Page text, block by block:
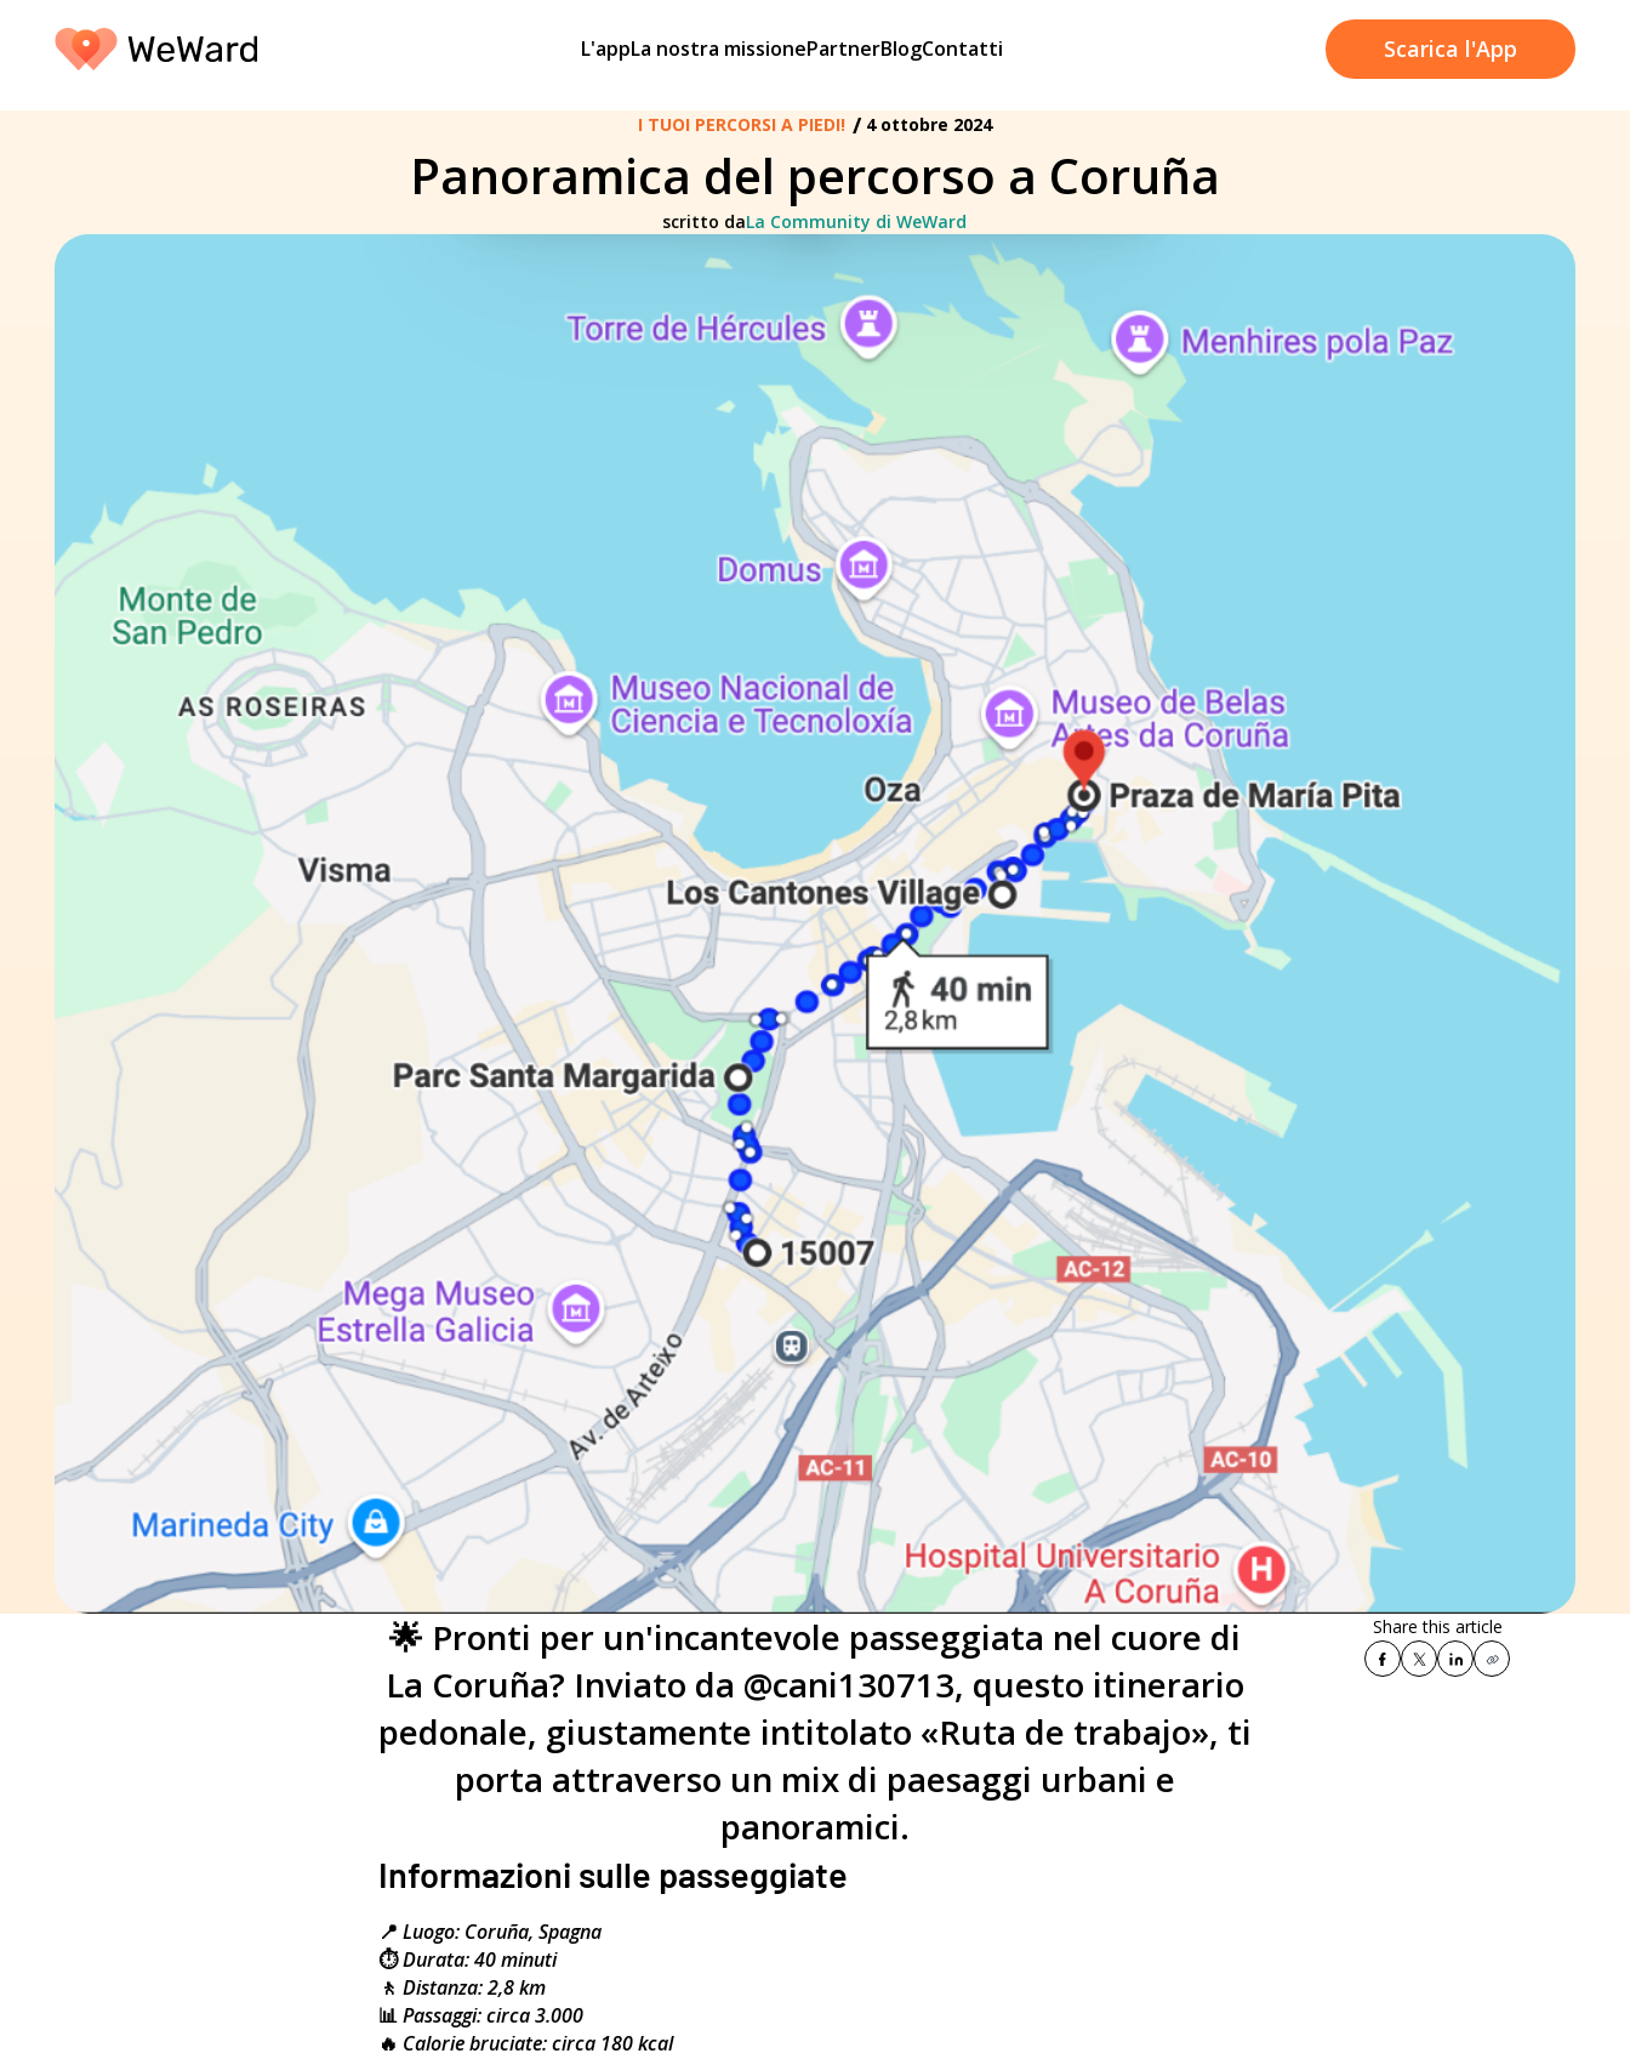
L'appLa nostra missionePartnerBlogContatti Scarica l'App
I TUOI PERCORSI A PIEDI! / 4 ottobre 2024
Panoramica del percorso a Coruña
scritto daLa Community di WeWard
🌟 Pronti per un'incantevole passeggiata nel cuore di
La Coruña? Inviato da @cani130713, questo itinerario
pedonale, giustamente intitolato «Ruta de trabajo», ti
porta attraverso un mix di paesaggi urbani e
panoramici.
Informazioni sulle passeggiate
📍 Luogo: Coruña, Spagna
⏱️Durata: 40 minuti
🚶 Distanza: 2,8 km
📊Passaggi: circa 3.000
🔥 Calorie bruciate: circa 180 kcal
Share this article